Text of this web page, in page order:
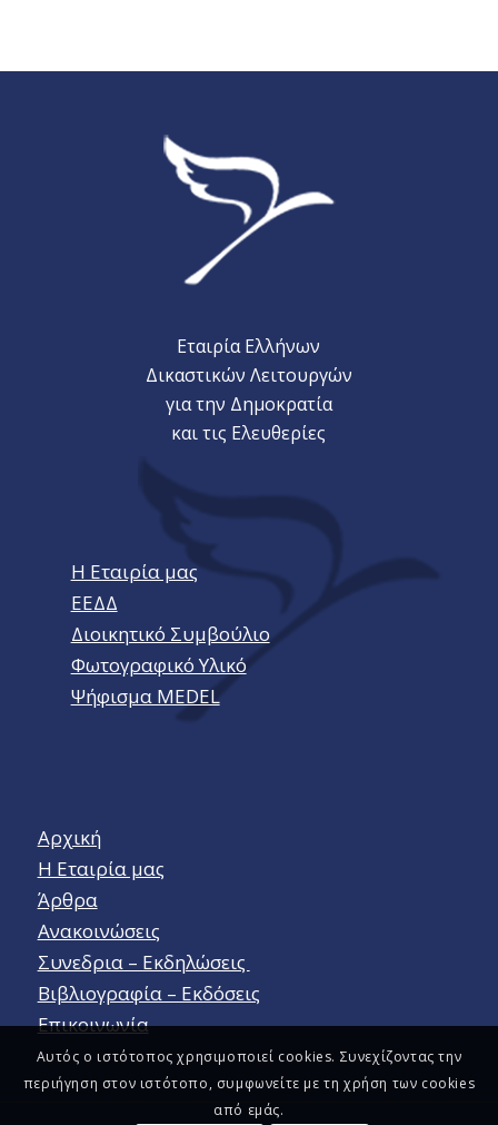
Εταιρία Ελλήνων
Δικαστικών Λειτουργών
για την Δημοκρατία
και τις Ελευθερίες
Η Εταιρία μας
ΕΕΔΔ
Διοικητικό Συμβούλιο
Φωτογραφικό Υλικό
Ψήφισμα MEDEL
Αρχική
Η Εταιρία μας
Άρθρα
Ανακοινώσεις
Συνεδρια – Εκδηλώσεις
Βιβλιογραφία – Εκδόσεις
Επικοινωνία
Αυτός ο ιστότοπος χρησιμοποιεί cookies. Συνεχίζοντας την
περιήγηση στον ιστότοπο, συμφωνείτε με τη χρήση των cookies
από εμάς.